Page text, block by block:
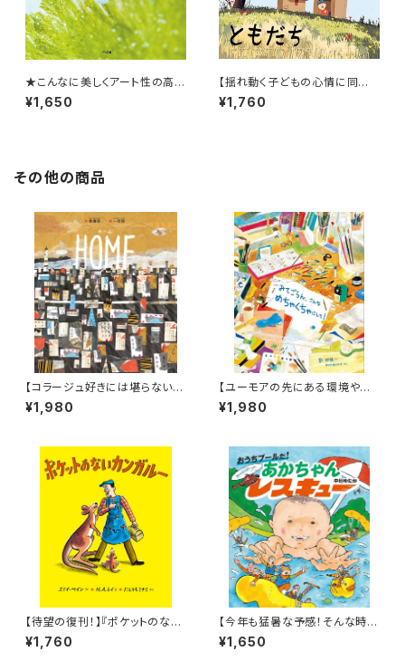
★こんなに美しくアート性の高い
海の写真絵本は見たことない！
★『なにかななにかな 海のな
¥1,650
【揺れ動く子どもの心情に同
感！】『ともだち』
¥1,760
その他の商品
【コラージュ好きには堪らない！
台湾人作家の描いた絵本】『HO
ME』
¥1,980
【ユーモアの先にある環境や社
会に対する問題提議が見事！】
『みてごらん、こんなめちゃくちゃ
¥1,980
【待望の復刊！】『ポケットのない
カンガルー』
¥1,760
【今年も猛暑な予感！そんな時に
はこんなアドベンチャー絵本は
いかが？】『おうちプールだ! あ
¥1,650